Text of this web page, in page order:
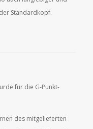
Standardkopf.
für die G-Punkt-
des mitgelieferten